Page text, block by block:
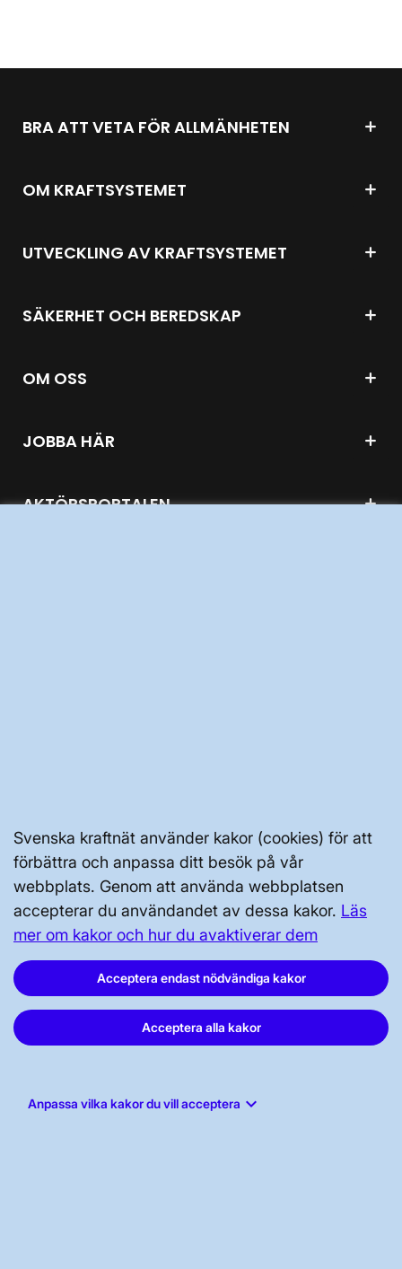
Svenska kraftnät använder kakor (cookies) för att
förbättra och anpassa ditt besök på vår
webbplats. Genom att använda webbplatsen
accepterar du användandet av dessa kakor. Läs
mer om kakor och hur du avaktiverar dem
Acceptera endast nödvändiga kakor
Acceptera alla kakor
Anpassa vilka kakor du vill acceptera keyboard_arrow_down
BRA ATT VETA FÖR ALLMÄNHETEN
OM KRAFTSYSTEMET
UTVECKLING AV KRAFTSYSTEMET
SÄKERHET OCH BEREDSKAP
OM OSS
JOBBA HÄR
AKTÖRSPORTALEN
Sundbyberg
Press och nyheter
Prenumerera
Vår dataskyddspolicy
Tillgänglighetsredogörelse